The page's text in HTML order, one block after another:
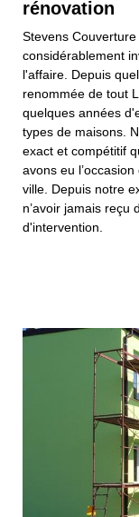
rénovation
Stevens
considérablement
l'affaire. Depuis
renommée de tout
quelques années
types de maisons.
exact et compétitif
avons eu
ville. Depuis notre
n’avoir jamais reçu
d'intervention.